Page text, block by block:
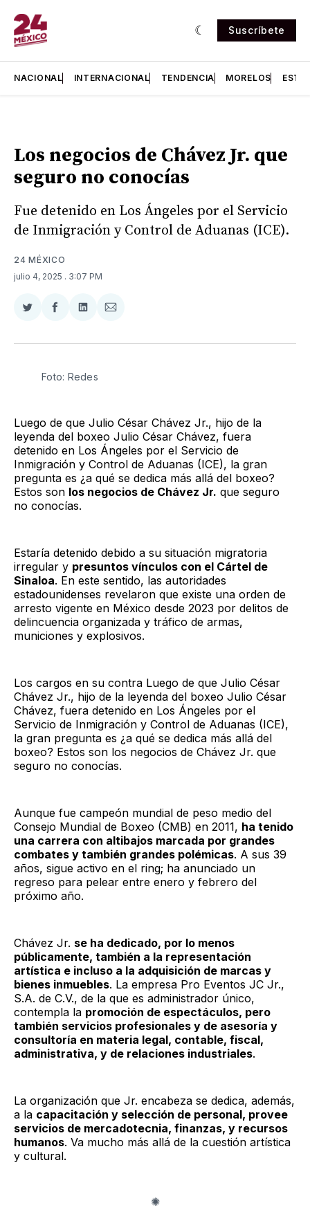
Suscríbete
NACIONAL INTERNACIONAL TENDENCIA MORELOS
Los negocios de Chávez Jr. que
seguro no conocías
Fue detenido en Los Ángeles por el Servicio
de Inmigración y Control de Aduanas (ICE).
24 MÉXICO
julio 4, 2025 . 3:07 PM
Compartir
Twitter
Compartir
Facebook
Compartir
LinkedIn
Compartir
Email
Foto: Redes
Luego de que Julio César Chávez Jr., hijo de la
leyenda del boxeo Julio César Chávez, fuera
detenido en Los Ángeles por el Servicio de
Inmigración y Control de Aduanas (ICE), la gran
pregunta es ¿a qué se dedica más allá del boxeo?
Estos son los negocios de Chávez Jr. que seguro
no conocías.
Estaría detenido debido a su situación migratoria
irregular y presuntos vínculos con el Cártel de
Sinaloa. En este sentido, las autoridades
estadounidenses revelaron que existe una orden de
arresto vigente en México desde 2023 por delitos de
delincuencia organizada y tráfico de armas,
municiones y explosivos.
Los cargos en su contra Luego de que Julio César
Chávez Jr., hijo de la leyenda del boxeo Julio César
Chávez, fuera detenido en Los Ángeles por el
Servicio de Inmigración y Control de Aduanas (ICE),
la gran pregunta es ¿a qué se dedica más allá del
boxeo? Estos son los negocios de Chávez Jr. que
seguro no conocías.
Aunque fue campeón mundial de peso medio del
Consejo Mundial de Boxeo (CMB) en 2011, ha tenido
una carrera con altibajos marcada por grandes
combates y también grandes polémicas. A sus 39
años, sigue activo en el ring; ha anunciado un
regreso para pelear entre enero y febrero del
próximo año.
Chávez Jr. se ha dedicado, por lo menos
públicamente, también a la representación
artística e incluso a la adquisición de marcas y
bienes inmuebles. La empresa Pro Eventos JC Jr.,
S.A. de C.V., de la que es administrador único,
contempla la promoción de espectáculos, pero
también servicios profesionales y de asesoría y
consultoría en materia legal, contable, fiscal,
administrativa, y de relaciones industriales.
La organización que Jr. encabeza se dedica, además,
a la capacitación y selección de personal, provee
servicios de mercadotecnia, finanzas, y recursos
humanos. Va mucho más allá de la cuestión artística
y cultural.